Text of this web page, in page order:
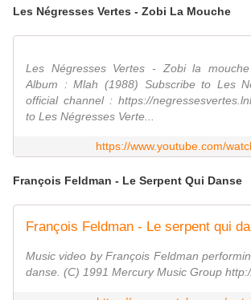
Les Négresses Vertes - Zobi La Mouche
Les Négresses Vertes - Zobi la
Album : Mlah (1988) Subscribe to Les
official channel : https://
to Les Négresses Verte...
https://www.youtube.com/
François Feldman - Le Serpent Qui Danse
François Feldman - Le serpent qui
Music video by François Feldman
danse. (C) 1991 Mercury Music Group